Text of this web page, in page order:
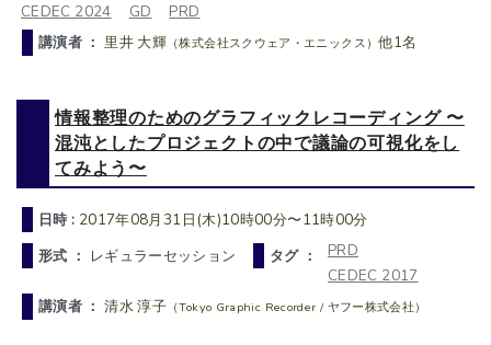
CEDEC 2024
GD
PRD
講演者 ：里井 大輝 （株式会社スクウェア・エニックス）他1名
情報整理のためのグラフィックレコーディング 〜
混沌としたプロジェクトの中で議論の可視化をし
てみよう〜
日時 : 2017年08月31日(木)10時00分〜11時00分
形式 ： レギュラーセッション タグ ：
PRD
CEDEC 2017
講演者 ：清水 淳子 （Tokyo Graphic Recorder / ヤフー株式会社）